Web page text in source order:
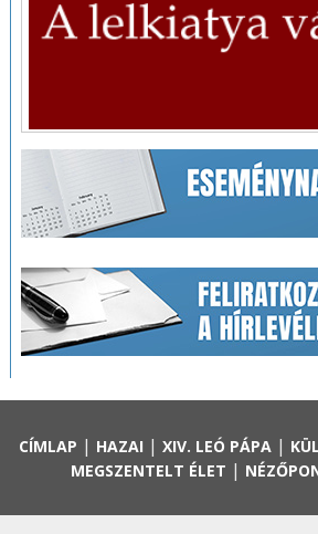
CÍMLAP | HAZAI | XIV. LEÓ PÁPA|
MEGSZENTELT ÉLET |